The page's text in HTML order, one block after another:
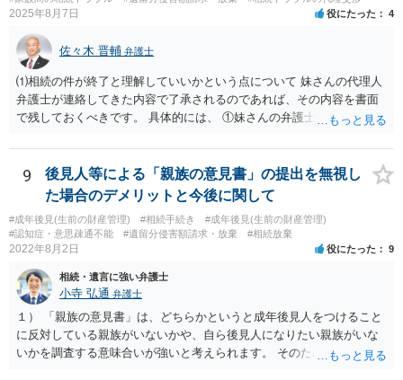
2025年8月7日 役にたった 4
佐々木 晋輔 弁護士
⑴相続の件が終了と理解していいかという点について 妹さんの代理人
弁護士が連絡してきた内容で了承されるのであれば、その内容を書面
で残しておくべきです。 具体的には、 ①妹さんの弁護士に対して、連
の預金を振り込めば終了など）を記載した合意書等の書面を作成して
もらう。 ②相談者様はその書面の内容をしっかり確認する。納得でき
ない部分があれば、説明を求めたり、修正を求める。 なお、相続に
関してお互いに債権債務がないことを確認する旨を記載してもらいま
しょう。その記載があれば、相続の件は終了となります。 ③合意書等
が納得できる内容になれば、お互いに署名捺印する。 という流れで
捺印する前に、相談者様も別の弁護士に相談して確認してもらうので
もいいと思います。 ⑵振込先が弁護士宛であることについて 代理人弁
護士の預り口座を振込先とするのはよくあることです。 問題ないと思
います。
9
後見人等による「親族の意見書」の提出を無視し
た場合のデメリットと今後に関して
#成年後見(生前の財産管理) #相続手続き
#成年後見(生前の財産管理)
#認知症・意思疎通不能
#遺留分侵害額請求・放棄 #相続放棄
2022年8月2日 役にたった 9
相続・遺言に強い弁護士
小寺 弘通 弁護士
１） 「親族の意見書」は、どちらかというと成年後見人をつけること
に反対している親族がいないかや、自ら後見人になりたい親族がいな
いかを調査する意味合いが強いと考えられます。 そのため、ご相談の